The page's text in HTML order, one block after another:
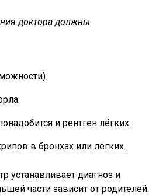
доктора должны
и рентген лёгких.
в бронхах или лёгких.
устанавливает диагноз и
части зависит от родителей.